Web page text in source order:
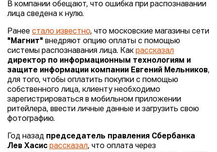
В компании обещают, что ошибка при распознавании
лица сведена к нулю.
Ранее стало известно, что московские магазины сети
"Магнит" внедряют опцию оплаты с помощью
системы распознавания лица. Как рассказал
директор по информационным технологиям и
защите информации компании Евгений Мельников,
для того, чтобы оплатить покупки с помощью
собственного лица, клиенту необходимо
зарегистрироваться в мобильном приложении
ритейлера, ввести личные данные и загрузить свою
фотографию.
Год назад председатель правления Сбербанка
Лев Хасис рассказал, что оплата через